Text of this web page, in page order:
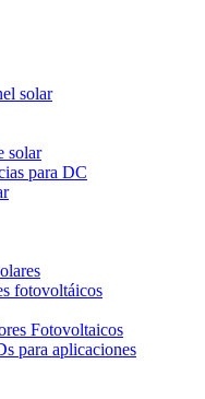
solar
solar
para DC
fotovoltáicos
Fotovoltaicos
para aplicaciones